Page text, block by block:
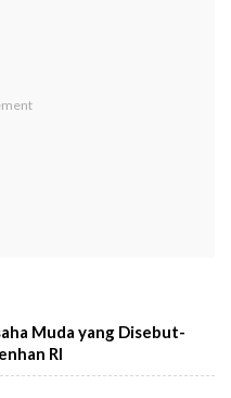
Muda yang Disebut-
RI